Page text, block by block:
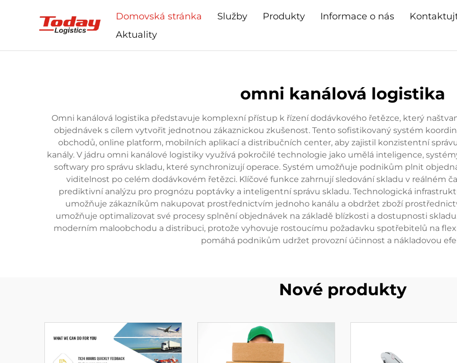
Domovská stránka Služby Produkty Informace o nás
Aktuality
omni kanálová logistika
Omni kanálová logistika představuje komplexní přístup k řízení dodávkového řetězce, který
objednávek s cílem vytvořit jednotnou zákaznickou zkušenost. Tento sofistikovaný systém
obchodů, online platform, mobilních aplikací a distribučních center, aby zajistil konzistentní
kanály. V jádru omni kanálové logistiky využívá pokročilé technologie jako umělá inteligence,
softwary pro správu skladu, které synchronizují operace. Systém umožňuje podnikům plnit
viditelnost po celém dodávkovém řetězci. Klíčové funkce zahrnují sledování skladu v reálném
prediktivní analýzu pro prognózu poptávky a inteligentní správu skladu. Technologická
umožňuje zákazníkům nakupovat prostřednictvím jednoho kanálu a obdržet zboží
umožňuje optimalizovat své procesy splnění objednávek na základě blízkosti a dostupnosti
moderním maloobchodu a distribuci, protože vyhovuje rostoucímu požadavku spotřebitelů na
pomáhá podnikům udržet provozní účinnost a nákladovou
Nové produkty